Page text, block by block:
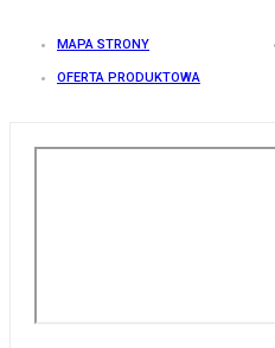
MAPA STRONY
OFERTA PRODUKTOWA